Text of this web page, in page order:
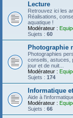
Lecture
Retrouvez ici les
Réalisations,
aquatique !
Modérateur :
Sujets : 60
Photographie
Photographies
conseils, astuces,
jour et de nuit...
Modérateur :
Sujets : 174
Informatique
Aide à
Modérateur :
Sujets : 66